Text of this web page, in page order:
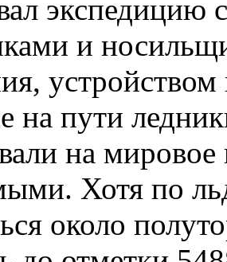
и
на пути
на мировое
Хотя по
около